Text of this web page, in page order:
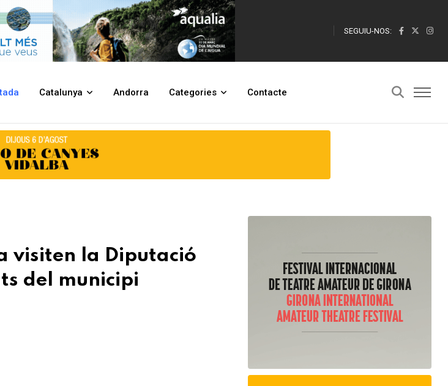
SEGUIU-NOS:
Catalunya Andorra Categories Contacte
per traslladar necessitats del municipi
visiten la Diputació
del municipi